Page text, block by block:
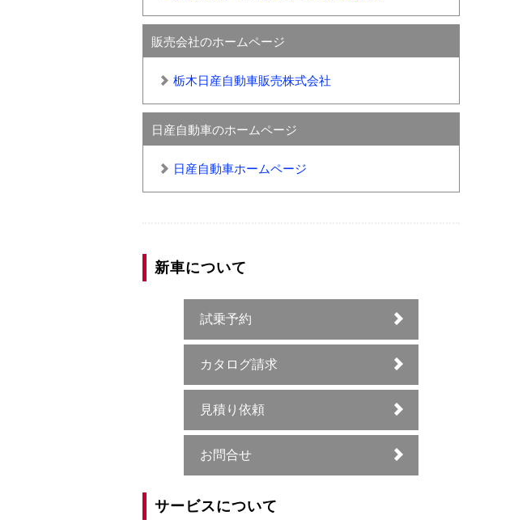
販売会社のホームページ
栃木日産自動車販売株式会社
日産自動車のホームページ
日産自動車ホームページ
新車について
試乗予約
カタログ請求
見積り依頼
お問合せ
サービスについて